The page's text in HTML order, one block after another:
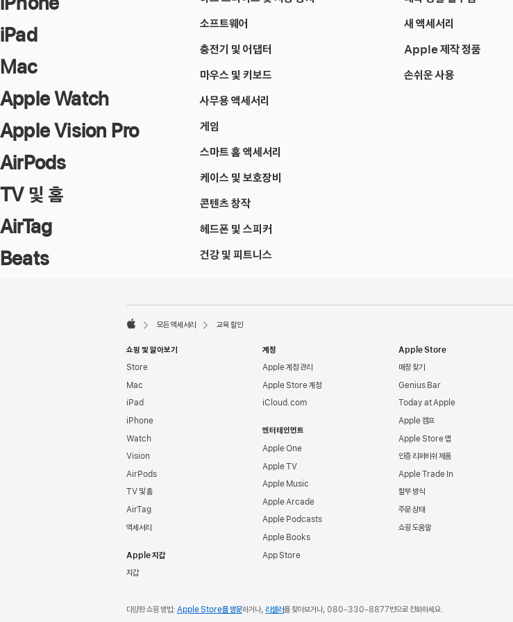
iPad
Mac
Apple Watch
Apple Vision Pro
AirPods
TV 및 홈
AirTag
Beats
소프트웨어
충전기 및 어댑터
마우스 및 키보드
사무용 액세서리
게임
스마트 홈 액세서리
케이스 및 보호장비
콘텐츠 창작
헤드폰 및 스피커
건강 및 피트니스
새 액세서리
Apple 제작 정품
손쉬운 사용
모든 액세서리 교육 할인
쇼핑 및 알아보기
Store
Mac
iPad
iPhone
Watch
Vision
AirPods
TV 및 홈
AirTag
액세서리
Apple 지갑
지갑
계정
Apple 계정 관리
Apple Store 계정
iCloud.com
엔터테인먼트
Apple One
Apple TV
Apple Music
Apple Arcade
Apple Podcasts
Apple Books
App Store
Apple Store
매장 찾기
Genius Bar
Today at Apple
Apple 캠프
Apple Store 앱
인증 리퍼비쉬 제품
Apple Trade In
할부 방식
주문 상태
쇼핑 도움말
다양한 쇼핑 방법: Apple Store를 방문하거나, 리셀러를 찾아보거나, 080-330-8877번으로 전화하세요.